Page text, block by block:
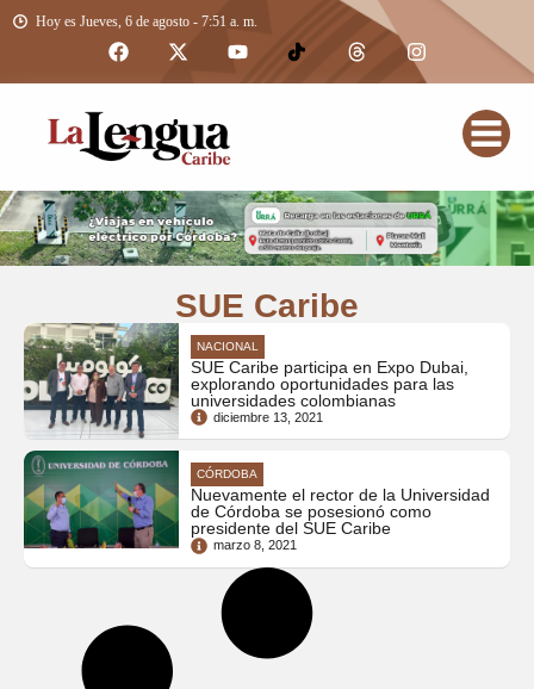
Hoy es Jueves, 6 de agosto - 7:51 a. m.
SUE Caribe
NACIONAL
SUE Caribe participa en Expo Dubai,
explorando oportunidades para las
universidades colombianas
diciembre 13, 2021
CÓRDOBA
Nuevamente el rector de la Universidad
de Córdoba se posesionó como
presidente del SUE Caribe
marzo 8, 2021